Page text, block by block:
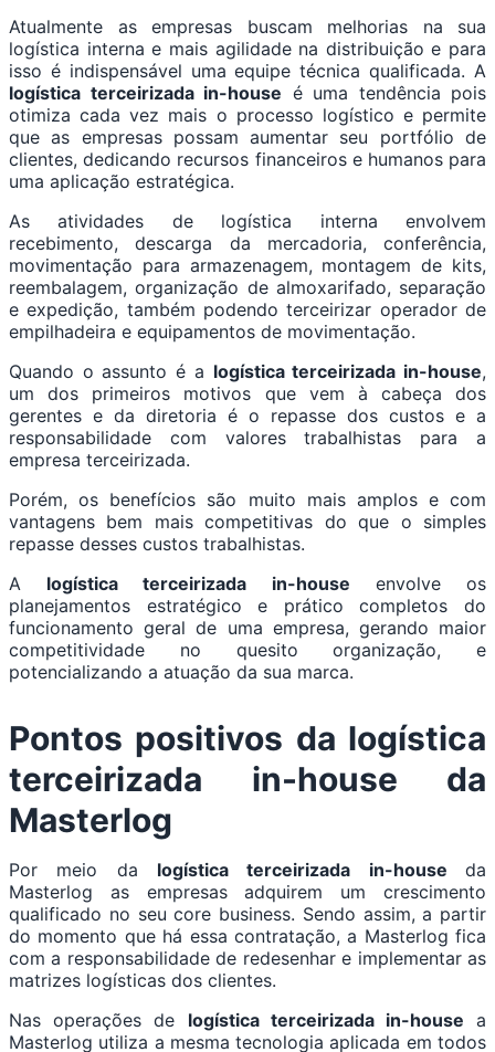
Atualmente as empresas buscam melhorias na sua
logística interna e mais agilidade na distribuição e para
isso é indispensável uma equipe técnica qualificada. A
logística terceirizada in-house é uma tendência pois
otimiza cada vez mais o processo logístico e permite
que as empresas possam aumentar seu portfólio de
clientes, dedicando recursos financeiros e humanos para
uma aplicação estratégica.
As atividades de logística interna envolvem
recebimento, descarga da mercadoria, conferência,
movimentação para armazenagem, montagem de kits,
reembalagem, organização de almoxarifado, separação
e expedição, também podendo terceirizar operador de
empilhadeira e equipamentos de movimentação.
Quando o assunto é a logística terceirizada in-house,
um dos primeiros motivos que vem à cabeça dos
gerentes e da diretoria é o repasse dos custos e a
responsabilidade com valores trabalhistas para a
empresa terceirizada.
Porém, os benefícios são muito mais amplos e com
vantagens bem mais competitivas do que o simples
repasse desses custos trabalhistas.
A logística terceirizada in-house envolve os
planejamentos estratégico e prático completos do
funcionamento geral de uma empresa, gerando maior
competitividade no quesito organização, e
potencializando a atuação da sua marca.
Pontos positivos da logística
terceirizada in-house da
Masterlog
Por meio da logística terceirizada in-house da
Masterlog as empresas adquirem um crescimento
qualificado no seu core business. Sendo assim, a partir
do momento que há essa contratação, a Masterlog fica
com a responsabilidade de redesenhar e implementar as
matrizes logísticas dos clientes.
Nas operações de logística terceirizada in-house a
Masterlog utiliza a mesma tecnologia aplicada em todos